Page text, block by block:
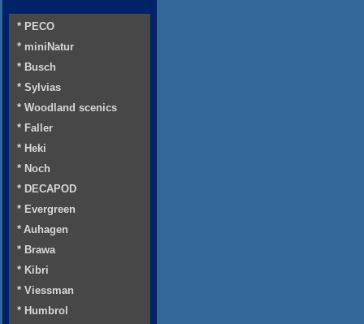
* PECO
* miniNatur
* Busch
* Sylvias
* Woodland scenics
* Faller
* Heki
* Noch
* DECAPOD
* Evergreen
* Auhagen
* Brawa
* Kibri
* Viessman
* Humbrol